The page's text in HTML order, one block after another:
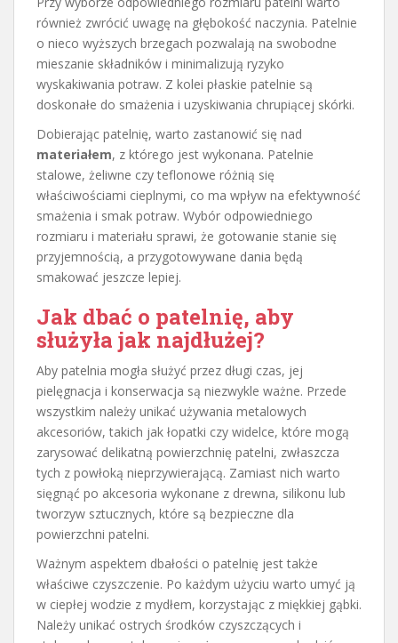
również zwrócić uwagę na głębokość naczynia. Patelnie
o nieco wyższych brzegach pozwalają na swobodne
mieszanie składników i minimalizują ryzyko
wyskakiwania potraw. Z kolei płaskie patelnie są
doskonałe do smażenia i uzyskiwania chrupiącej skórki.
Dobierając patelnię, warto zastanowić się nad
materiałem, z którego jest wykonana. Patelnie
stalowe, żeliwne czy teflonowe różnią się
właściwościami cieplnymi, co ma wpływ na efektywność
smażenia i smak potraw. Wybór odpowiedniego
rozmiaru i materiału sprawi, że gotowanie stanie się
przyjemnością, a przygotowywane dania będą
smakować jeszcze lepiej.
Jak dbać o patelnię, aby
służyła jak najdłużej?
Aby patelnia mogła służyć przez długi czas, jej
pielęgnacja i konserwacja są niezwykle ważne. Przede
wszystkim należy unikać używania metalowych
akcesoriów, takich jak łopatki czy widelce, które mogą
zarysować delikatną powierzchnię patelni, zwłaszcza
tych z powłoką nieprzywierającą. Zamiast nich warto
sięgnąć po akcesoria wykonane z drewna, silikonu lub
tworzyw sztucznych, które są bezpieczne dla
powierzchni patelni.
Ważnym aspektem dbałości o patelnię jest także
właściwe czyszczenie. Po każdym użyciu warto umyć ją
w ciepłej wodzie z mydłem, korzystając z miękkiej gąbki.
Należy unikać ostrych środków czyszczących i